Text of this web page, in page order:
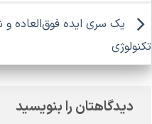
یک سری ایده فوق‌العاده
تکنولوژی
دیدگاهتان را بنویسید